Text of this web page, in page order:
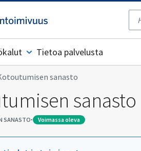
Tietoa palvelusta
sanasto
sanasto
SANASTO· voimassa oleva